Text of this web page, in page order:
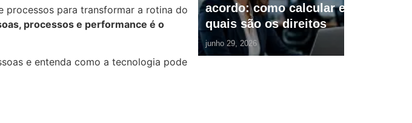
processos para transformar a rotina do
processos e performance é o
e entenda como a tecnologia pode
acordo: como calcular e
quais são os direitos
junho 29, 2026